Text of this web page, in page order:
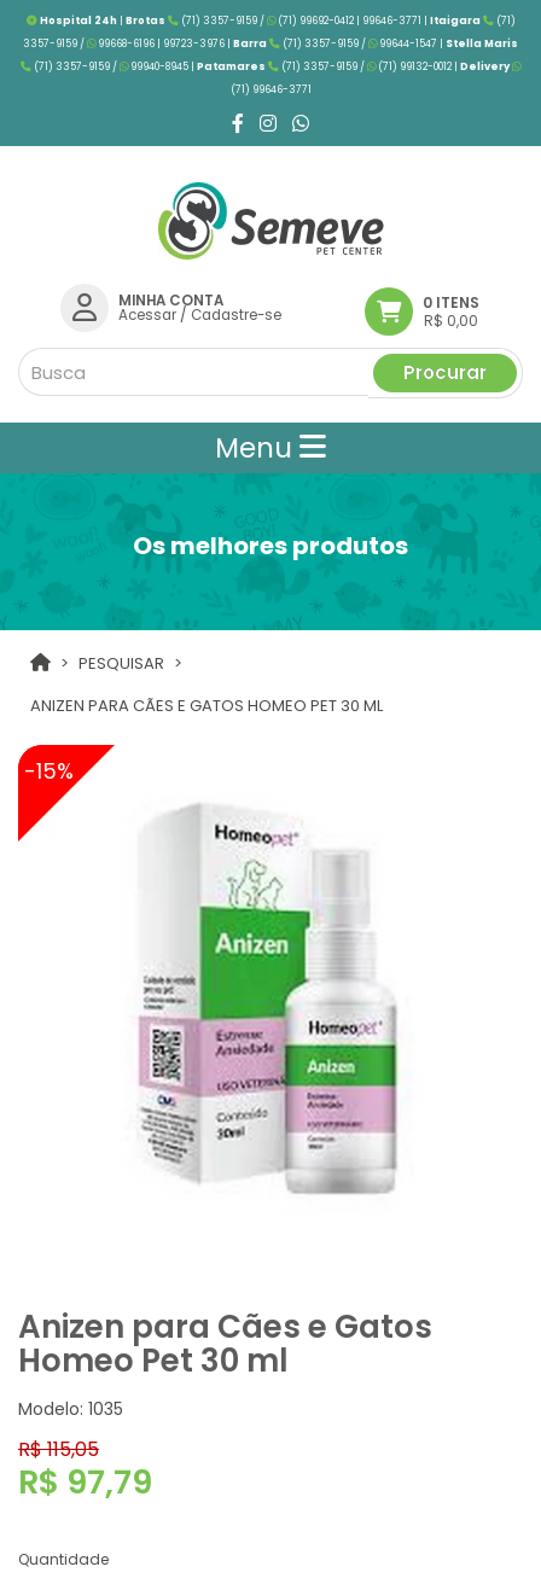
Hospital 24h| Brotas (71) 3357-9159 / (71) 99692-0412 | 99646-3771 | Itaigara
(71)
3357-9159 /
99668-6196 | 99723-3976 | Barra (71) 3357-9159 / 99644-1547 | Stella Maris
(71) 3357-9159 /
99940-8945 | Patamares (71) 3357-9159 / (71) 99132-0012 | Delivery
(71) 99646-3771
MINHA CONTA
Acessar/ Cadastre-se
0 ITENS
R$ 0,00
Procurar
Menu
Os melhores produtos
PESQUISAR
ANIZEN PARA CÃES E GATOS HOMEO PET 30 ML
-15%
Anizen para Cães e Gatos
Homeo Pet 30 ml
Modelo: 1035
R$ 115,05
R$ 97,79
Quantidade